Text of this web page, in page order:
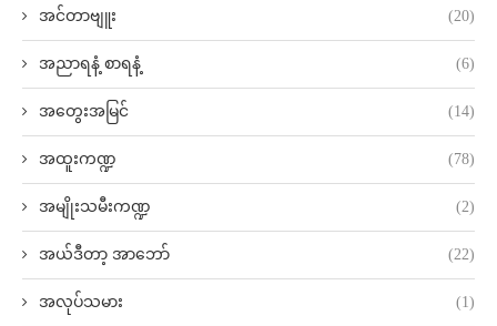
အင်တာဗျူး (20)
အညာရနံ့ စာရနံ့ (6)
အတွေးအမြင် (14)
အထူးကဏ္ဍ (78)
အမျိုးသမီးကဏ္ဍ (2)
အယ်ဒီတာ့ အာဘော် (22)
အလုပ်သမား (1)